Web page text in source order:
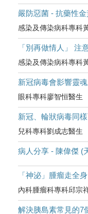
嚴防惡菌 - 抗藥性
感染及傳染病科專科
「別再做情人」 注
感染及傳染病科專科
新冠病毒會影響靈
眼科專科廖智恒醫生
新冠、輪狀病毒同
兒科專科劉成志醫生
病人分享 - 陳偉傑 (
「神泌」腫瘤走全
內科腫瘤科專科邱宗
解決胰島素常見的7